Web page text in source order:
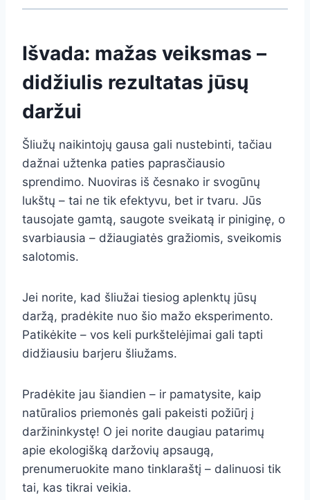
Išvada: mažas veiksmas –
didžiulis rezultatas jūsų
daržui
Šliužų naikintojų gausa gali nustebinti, tačiau
dažnai užtenka paties paprasčiausio
sprendimo. Nuoviras iš česnako ir svogūnų
lukštų – tai ne tik efektyvu, bet ir tvaru. Jūs
tausojate gamtą, saugote sveikatą ir piniginę, o
svarbiausia – džiaugiatės gražiomis, sveikomis
salotomis.
Jei norite, kad šliužai tiesiog aplenktų jūsų
daržą, pradėkite nuo šio mažo eksperimento.
Patikėkite – vos keli purkštelėjimai gali tapti
didžiausiu barjeru šliužams.
Pradėkite jau šiandien – ir pamatysite, kaip
natūralios priemonės gali pakeisti požiūrį į
daržininkystę! O jei norite daugiau patarimų
apie ekologišką daržovių apsaugą,
prenumeruokite mano tinklaraštį – dalinuosi tik
tai, kas tikrai veikia.